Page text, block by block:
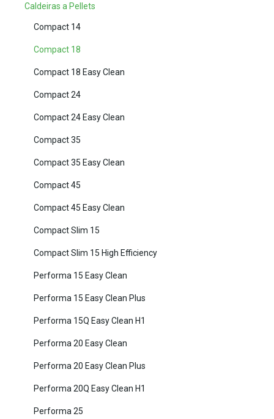
Caldeiras a Pellets
Compact 14
Compact 18
Compact 18 Easy Clean
Compact 24
Compact 24 Easy Clean
Compact 35
Compact 35 Easy Clean
Compact 45
Compact 45 Easy Clean
Compact Slim 15
Compact Slim 15 High Efficiency
Performa 15 Easy Clean
Performa 15 Easy Clean Plus
Performa 15Q Easy Clean H1
Performa 20 Easy Clean
Performa 20 Easy Clean Plus
Performa 20Q Easy Clean H1
Performa 25